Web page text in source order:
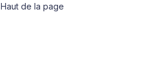
Haut de la page